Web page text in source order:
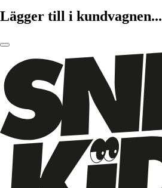
Lägger till i kundvagnen...